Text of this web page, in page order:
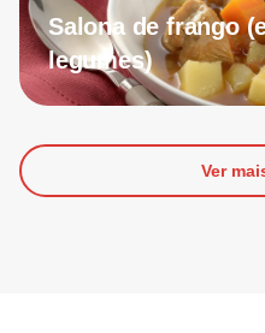
Salona de frango
legumes)
Ver